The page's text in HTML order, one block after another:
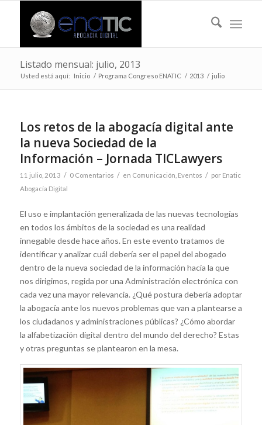
Listado mensual: julio, 2013
Usted está aquí: Inicio / Programa Congreso ENATIC / 2013 / julio
Los retos de la abogacía digital ante
la nueva Sociedad de la
Información – Jornada TICLawyers
11 julio, 2013 / 0 Comentarios / en Comunicación Eventos / por Enatic
Abogacía Digital
El uso e implantación generalizada de las nuevas tecnologías
en todos los ámbitos de la sociedad es una realidad
innegable desde hace años. En este evento tratamos de
identificar y analizar cuál debería ser el papel del abogado
dentro de la nueva sociedad de la información hacia la que
nos dirigimos, regida por una Administración electrónica con
cada vez una mayor relevancia. ¿Qué postura debería adoptar
la abogacía ante los nuevos problemas que van a plantearse a
los ciudadanos y administraciones públicas? ¿Cómo abordar
la alfabetización digital dentro del mundo del derecho? Estas
y otras preguntas se plantearon en la mesa.